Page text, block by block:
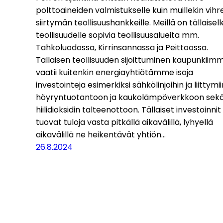
polttoaineiden valmistukselle kuin muillekin
siirtymän teollisuushankkeille. Meillä on
teollisuudelle sopivia teollisuusalueita mm.
Tahkoluodossa, Kirrinsannassa ja Peittoossa.
Tällaisen teollisuuden sijoittuminen
vaatii kuitenkin energiayhtiötämme isoja
investointeja esimerkiksi sähkölinjoihin ja
höyryntuotantoon ja kaukolämpöverkkoon
hiilidioksidin talteenottoon. Tällaiset investoinnit
tuovat tuloja vasta pitkällä aikavälillä, lyhyellä
aikavälillä ne heikentävät yhtiön…
26.8.2024